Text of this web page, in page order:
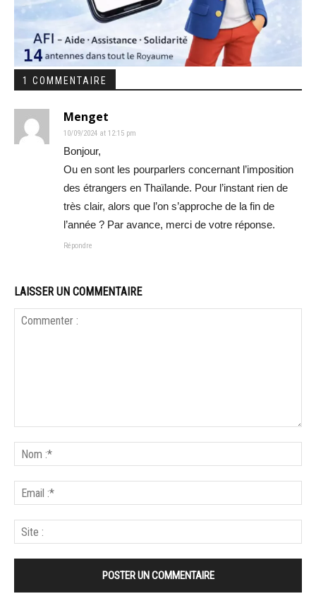
1 COMMENTAIRE
Menget
10/09/2024 at 12:15 pm
Bonjour,
Ou en sont les pourparlers concernant l’imposition
des étrangers en Thaïlande. Pour l’instant rien de
très clair, alors que l’on s’approche de la fin de
l’année ? Par avance, merci de votre réponse.
Répondre
LAISSER UN COMMENTAIRE